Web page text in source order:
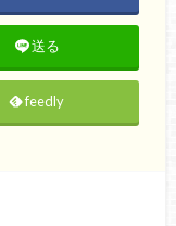
送る
feedly